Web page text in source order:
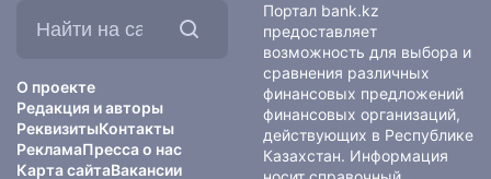
О проекте
Редакция и авторы
РеквизитыКонтакты
РекламаПресса о нас
Карта сайтаВакансии
Портал bank.kz
предоставляет
возможность для выбора и
сравнения различных
финансовых предложений
финансовых организаций,
действующих в Республике
Казахстан. Информация